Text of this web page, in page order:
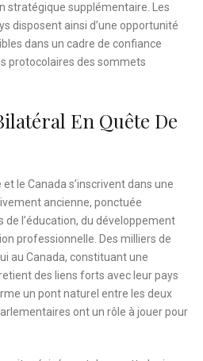
stratégique supplémentaire. Les
disposent ainsi d’une opportunité
dans un cadre de confiance
protocolaires des sommets
En Quête De
le Canada s’inscrivent dans une
ancienne, ponctuée
de l’éducation, du développement
professionnelle. Des milliers de
au Canada, constituant une
des liens forts avec leur pays
un pont naturel entre les deux
ont un rôle à jouer pour